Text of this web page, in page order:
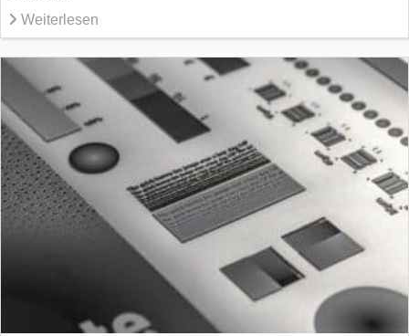
Weiterlesen